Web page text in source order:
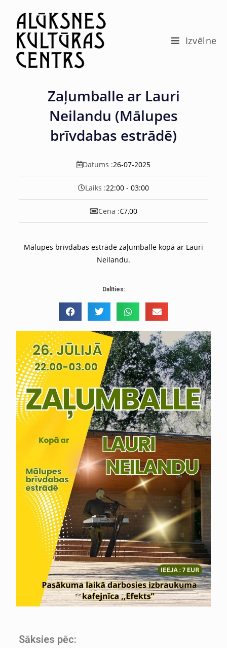
Izvēlne
Zaļumballe ar Lauri
Neilandu (Mālupes
brīvdabas estrādē)
Datums :26-07-2025
Laiks :22:00 - 03:00
Cena :€7,00
Mālupes brīvdabas estrādē zaļumballe kopā ar Lauri
Neilandu.
Dalīties:
Sāksies pēc: